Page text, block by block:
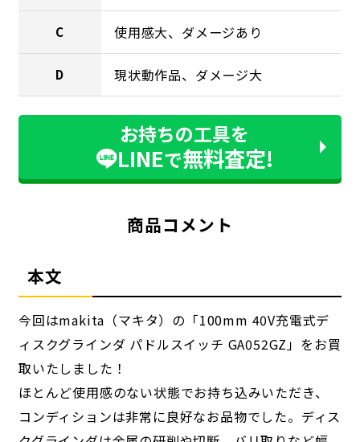
C 使用感大、ダメージあり
D 現状動作品、ダメージ大
お持ちの工具を
LINEで無料査定!
商品コメント
本文
今回はmakita（マキタ）の「100mm 40V充電式デ
ィスクグラインダ パドルスイッチ GA052GZ」をお買
取いたしました！
ほとんど使用感のない状態でお持ち込みいただき、
コンディションは非常に良好なお品物でした。ディス